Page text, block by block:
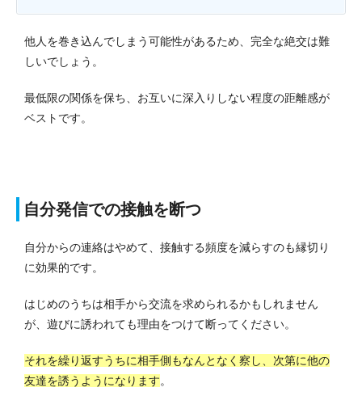
他人を巻き込んでしまう可能性があるため、完全な絶交は難
しいでしょう。
最低限の関係を保ち、お互いに深入りしない程度の距離感が
ベストです。
自分発信での接触を断つ
自分からの連絡はやめて、接触する頻度を減らすのも縁切り
に効果的です。
はじめのうちは相手から交流を求められるかもしれません
が、遊びに誘われても理由をつけて断ってください。
それを繰り返すうちに相手側もなんとなく察し、次第に他の
友達を誘うようになります。